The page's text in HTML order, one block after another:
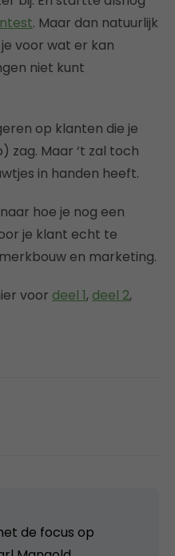
. Maar dan natuurlijk
voor wat er kan
niet kunt
op klanten die je
zag. Maar ‘t zal toch
in handen heeft.
naar hoe je nog een
je klant echt te
en marketing.
voor deel 1, deel 2,
de focus op